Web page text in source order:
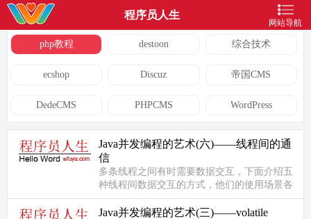
程序员人生
网站导航
php教程 destoon 综合技术
ecshop Discuz 帝国CMS
DedeCMS PHPCMS WordPress
Java并发编程的艺术(六)——线程间的通
信
多条线程之间有时需要数据交互，下面介绍五
种线程间数据交互的方式，他们的使用场景各
有不同。1. volatile、synchronized关键字PS：
关于volatile的详细介绍请移...
Java并发编程的艺术(三)——volatile